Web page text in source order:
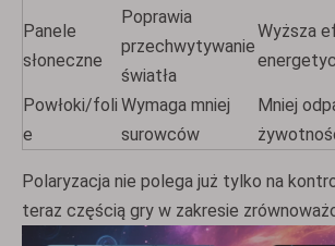
Panele
słoneczne
Poprawia
przechwytywanie
światła
Wyższa
Powłoki/foli
e
Wymaga mniej
surowców
Mniej
Polaryzacja nie polega już tylko na
teraz częścią gry w zakresie